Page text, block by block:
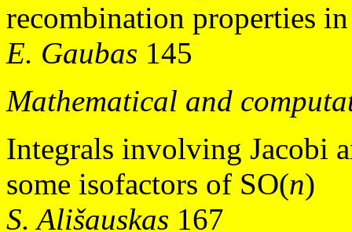
recombination properties
E. Gaubas 145
Mathematical and
Integrals involving Jacobi
some isofactors of SO(n)
S. Ališauskas 167